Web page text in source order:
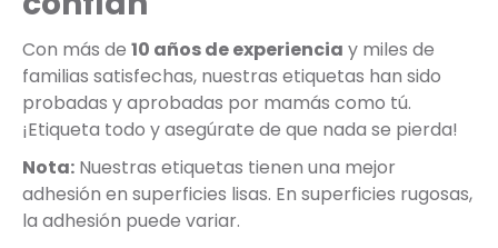
Con más de 10 años de experiencia y miles de
familias satisfechas, nuestras etiquetas han sido
probadas y aprobadas por mamás como tú.
¡Etiqueta todo y asegúrate de que nada se pierda!
Nota: Nuestras etiquetas tienen una mejor
adhesión en superficies lisas. En superficies rugosas,
la adhesión puede variar.